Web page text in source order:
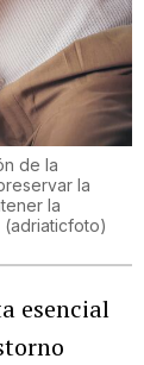
de la
la
la
(adriaticfoto)
esencial